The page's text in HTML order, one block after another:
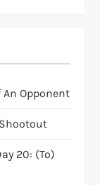
An Opponent
20: (to)